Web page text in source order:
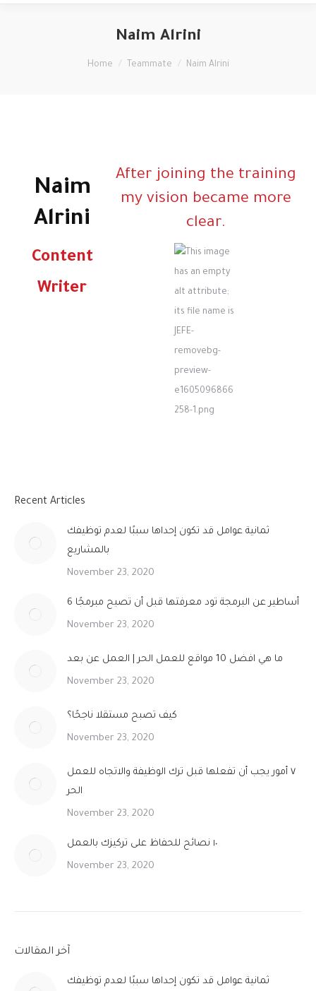
Naim Alrini
You are here:
Home Teammate Naim Alrini
Naim
Alrini
Content
Writer
After joining the training
my vision became more
clear.
Recent Articles
ثمانية عوامل قد تكون إحداها سببًا لعدم توظيفك
بالمشاريع
November 23, 2020
6 أساطير عن البرمجة تود معرفتها قبل أن تصبح مبرمجًا
November 23, 2020
ما هي افضل 10 مواقع للعمل الحر | العمل عن بعد
November 23, 2020
كيف تصبح مستقلا ناجحًا؟
November 23, 2020
٧ أمور يجب أن تفعلها قبل ترك الوظيفة والاتجاه للعمل
الحر
November 23, 2020
١٠ نصائح للحفاظ على تركيزك بالعمل
November 23, 2020
آخر المقالات
ثمانية عوامل قد تكون إحداها سببًا لعدم توظيفك